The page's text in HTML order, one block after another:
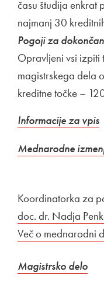
času študija enkrat
najmanj 30
Pogoji za
Opravljeni vsi izpiti
magistrskega dela
kreditne točke –
Informacije za vpis
Mednarodne
Koordinatorka za
doc. dr. Nadja
Zunanja povezava
Več o mednarodni
Magistrsko delo